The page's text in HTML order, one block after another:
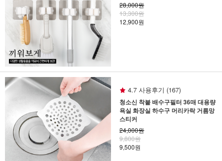
28,000원
13,300원
12,900원
4.7 사용후기 (167)
청소신 착붙 배수구필터 36매 대용량
욕실 화장실 하수구 머리카락 거름망
스티커
24,000원
9,800원
9,500원